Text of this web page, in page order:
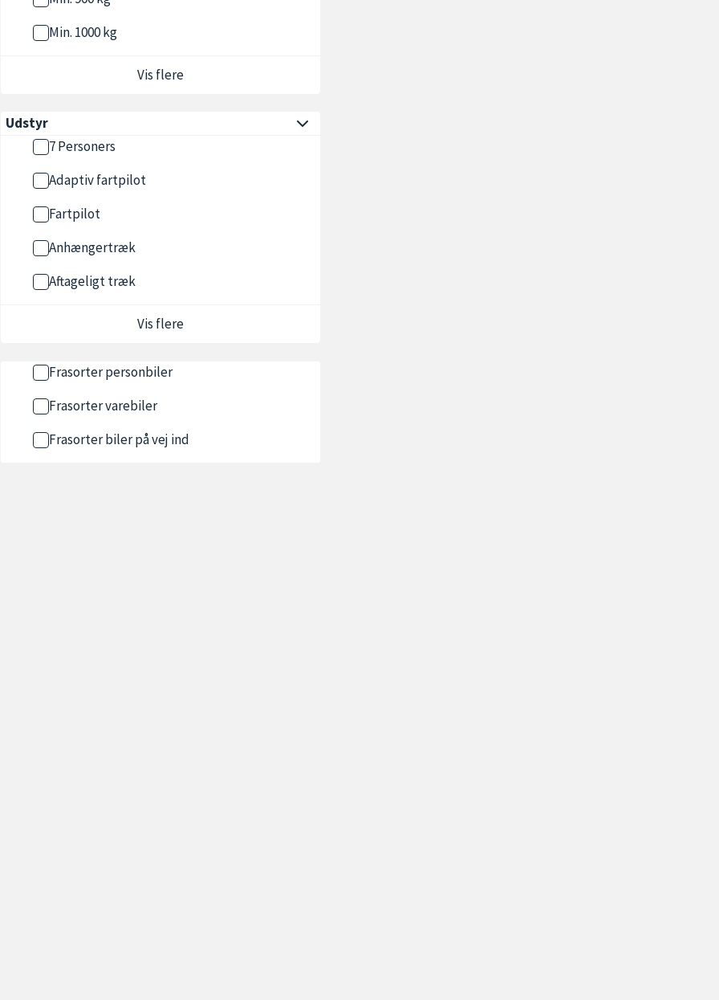
Min. 1000 kg
Vis flere
Udstyr
7 Personers
Adaptiv fartpilot
Fartpilot
Anhængertræk
Aftageligt træk
Vis flere
Frasorter personbiler
Frasorter varebiler
Frasorter biler på vej ind